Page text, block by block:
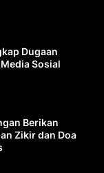
Dugaan
Sosial
Berikan
Zikir dan Doa